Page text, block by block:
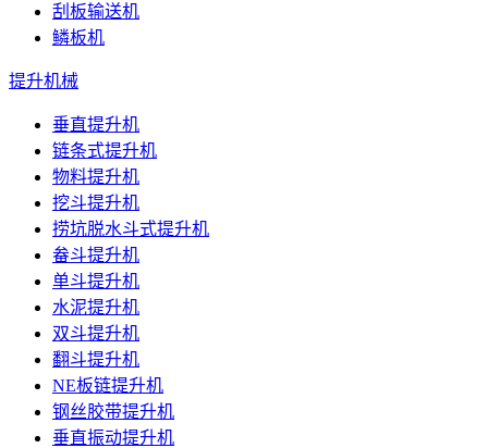
刮板输送机
鳞板机
提升机械
垂直提升机
链条式提升机
物料提升机
挖斗提升机
捞坑脱水斗式提升机
畚斗提升机
单斗提升机
水泥提升机
双斗提升机
翻斗提升机
NE板链提升机
钢丝胶带提升机
垂直振动提升机